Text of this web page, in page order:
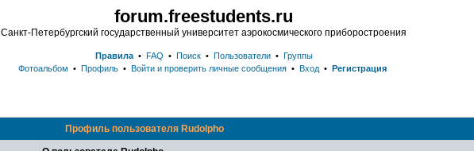
forum.freestudents.ru
Санкт-Петербургский государственный университет аэрокосмического приборостроения
Правила• FAQ • Поиск• Пользователи• Группы
Фотоальбом • Профиль • Войти и проверить личные сообщения • Вход • Регистрация
Профиль пользователя Rudolpho